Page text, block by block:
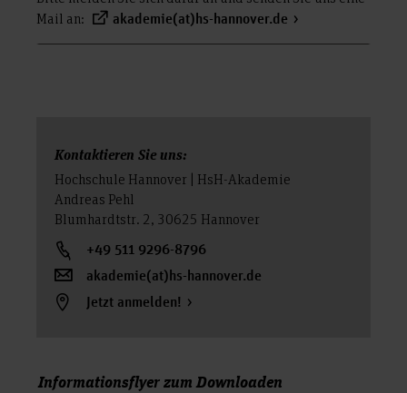
Mail an:
akademie(at)hs-hannover.de
Kontaktieren Sie uns:
Hochschule Hannover | HsH-Akademie
Andreas Pehl
Blumhardtstr. 2, 30625 Hannover
+49 511 9296-8796
akademie(at)hs-hannover.de
Jetzt anmelden!
Informationsflyer zum Downloaden